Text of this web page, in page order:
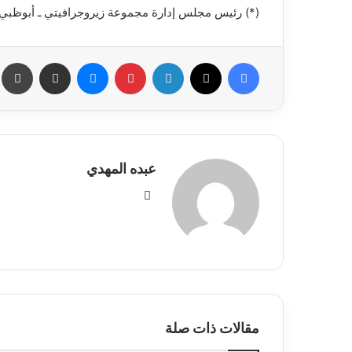
(*) رئيس مجلس إدارة مجموعة زيروجرافيتي ـ
عبده المهدي
مقالات ذات صلة